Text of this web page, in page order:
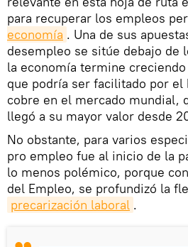
para recuperar los empleos
economía . Una de sus
desempleo se sitúe debajo de
la economía termine
que podría ser facilitado por el
cobre en el mercado mundial,
llegó a su mayor valor desde
No obstante, para varios
pro empleo fue al inicio de la
lo menos polémico, porque
del Empleo, se profundizó la
precarización laboral .